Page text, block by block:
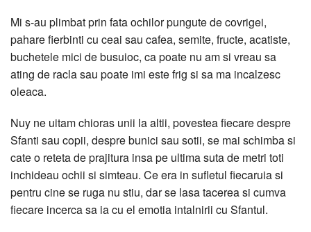
Mi s-au plimbat prin fata ochilor pungute de covrigei,
pahare fierbinti cu ceai sau cafea, semite, fructe, acatiste,
buchetele mici de busuioc, ca poate nu am si vreau sa
ating de racla sau poate imi este frig si sa ma incalzesc
oleaca.
Nuy ne uitam chioras unii la altii, povestea fiecare despre
Sfanti sau copii, despre bunici sau sotii, se mai schimba si
cate o reteta de prajitura insa pe ultima suta de metri toti
inchideau ochii si simteau. Ce era in sufletul fiecaruia si
pentru cine se ruga nu stiu, dar se lasa tacerea si cumva
fiecare incerca sa ia cu el emotia intalnirii cu Sfantul.